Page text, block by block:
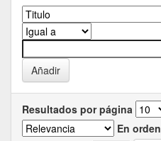
Resultados por página
En orden